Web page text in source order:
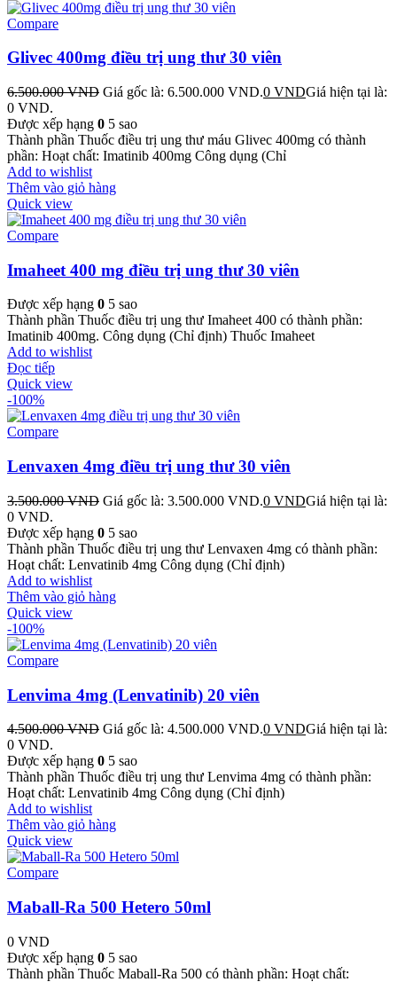
Compare
Glivec 400mg điều trị ung thư 30 viên
6.500.000VND Giá gốc là: 6.500.000 VND.0 VNDGiá hiện tại là:
0 VND.
Được xếp hạng 0 5 sao
Thành phần Thuốc điều trị ung thư máu Glivec 400mg có thành
phần: Hoạt chất: Imatinib 400mg Công dụng (Chỉ
Add to wishlist
Thêm vào giỏ hàng
Quick view
Compare
Imaheet 400 mg điều trị ung thư 30 viên
Được xếp hạng 0 5 sao
Thành phần Thuốc điều trị ung thư Imaheet 400 có thành phần:
Imatinib 400mg. Công dụng (Chỉ định) Thuốc Imaheet
Add to wishlist
Đọc tiếp
Quick view
-100%
Compare
Lenvaxen 4mg điều trị ung thư 30 viên
3.500.000VND Giá gốc là: 3.500.000 VND.0 VNDGiá hiện tại là:
0 VND.
Được xếp hạng 0 5 sao
Thành phần Thuốc điều trị ung thư Lenvaxen 4mg có thành phần:
Hoạt chất: Lenvatinib 4mg Công dụng (Chỉ định)
Add to wishlist
Thêm vào giỏ hàng
Quick view
-100%
Compare
Lenvima 4mg (Lenvatinib) 20 viên
4.500.000VND Giá gốc là: 4.500.000 VND.0 VNDGiá hiện tại là:
0 VND.
Được xếp hạng 0 5 sao
Thành phần Thuốc điều trị ung thư Lenvima 4mg có thành phần:
Hoạt chất: Lenvatinib 4mg Công dụng (Chỉ định)
Add to wishlist
Thêm vào giỏ hàng
Quick view
Compare
Maball-Ra 500 Hetero 50ml
0 VND
Được xếp hạng 0 5 sao
Thành phần Thuốc Maball-Ra 500 có thành phần: Hoạt chất: